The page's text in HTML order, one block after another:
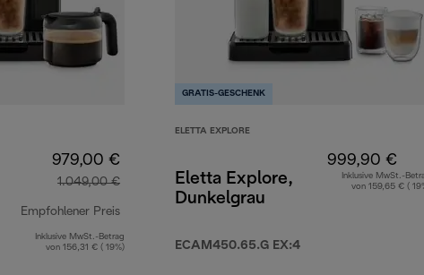
979,00 €
1.049,00 €
Empfohlener Preis
Originalpreis 1.049,00 €
Inklusive MwSt.-Betrag
von 156,31 € ( 19%)
GRATIS-GESCHENK
ELETTA EXPLORE
Eletta Explore,
Dunkelgrau
ECAM450.65.G EX:4
999,90 €
Inklusive MwSt.-
von 159,65 € (